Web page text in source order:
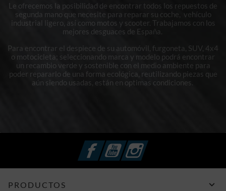
Le ofrecemos la posibilidad de encontrar todos los repuestos de
segunda mano que necesite para reparar su coche, vehículo
industrial ligero, así como motos y scooter. Trabajamos con los
mejores desguaces de España.
Para encontrar el despiece de su automóvil, furgoneta, SUV, 4x4
o motocicleta; seleccionando marca y modelo podrá encontrar
un recambio verde y sostenible con el medio ambiente para
poder repararlo de una forma ecológica, reutilizando piezas que
aún siendo usadas, están en optimas condiciones.
FacebookYouTubeInstagram
PRODUCTOS 